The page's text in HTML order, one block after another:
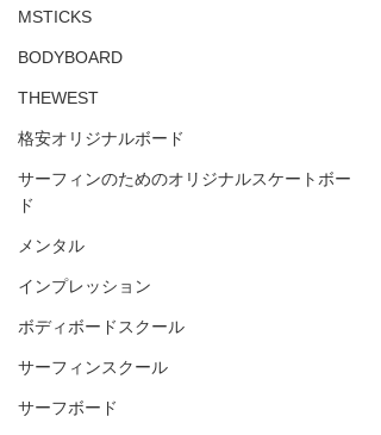
MSTICKS
BODYBOARD
THEWEST
格安オリジナルボード
サーフィンのためのオリジナルスケートボー
ド
メンタル
インプレッション
ボディボードスクール
サーフィンスクール
サーフボード